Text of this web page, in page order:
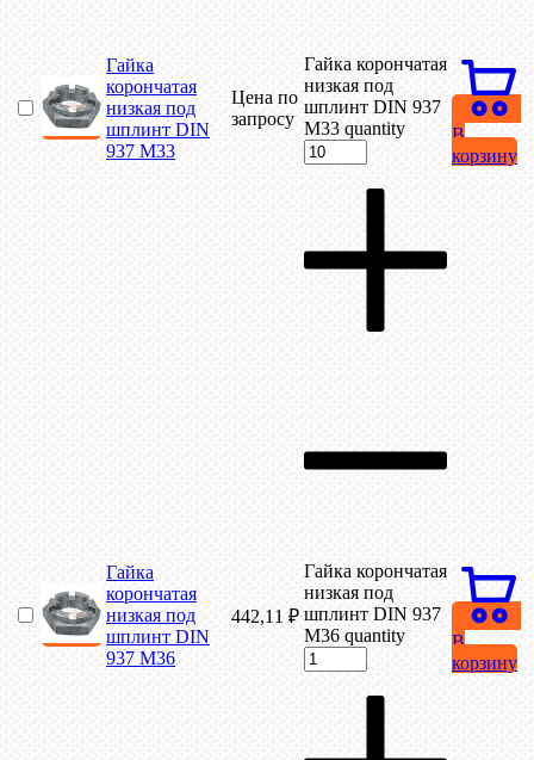
Гайка
корончатая
низкая под
шплинт DIN
937 М33
Цена по
запросу
Гайка корончатая
низкая под
шплинт DIN 937
М33 quantity
В
корзину
Гайка
корончатая
низкая под
шплинт DIN
937 М36
442,11 ₽
Гайка корончатая
низкая под
шплинт DIN 937
М36 quantity
В
корзину